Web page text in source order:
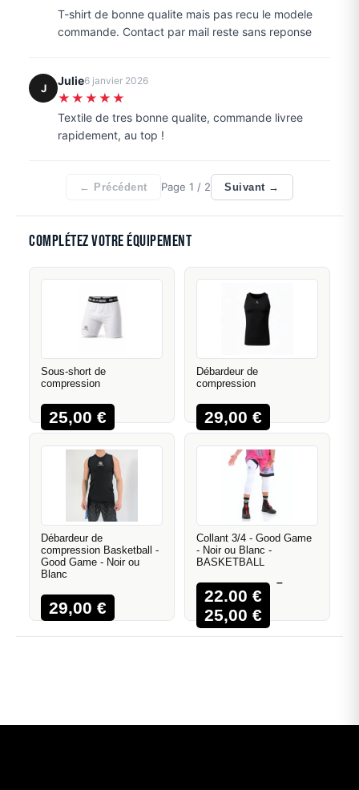
T-shirt de bonne qualite mais pas recu le modele
commande. Contact par mail reste sans reponse
J
Julie6 janvier 2026
★★★★★
Textile de tres bonne qualite, commande livree
rapidement, au top !
← Précédent Page1 / 2 Suivant →
Complétez votre équipement
Sous-short de
compression
25,00€
Débardeur de
compression
29,00€
Débardeur de
compression Basketball -
Good Game - Noir ou
Blanc
29,00€
Collant 3/4 - Good Game
- Noir ou Blanc -
BASKETBALL
22,00€
–
25,00€